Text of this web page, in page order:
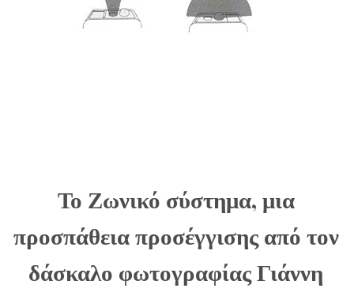
Το Ζωνικό σύστημα, μια
προσπάθεια προσέγγισης από τον
δάσκαλο φωτογραφίας Γιάννη